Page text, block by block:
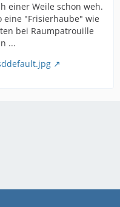
einer Weile schon weh.
eine "Frisierhaube" wie
bei Raumpatrouille
...